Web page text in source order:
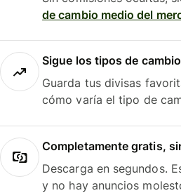
de cambio medio del
Sigue los tipos de
Guarda tus divisas
cómo varía el tipo de
Completamente gratis,
Descarga en segundos.
y no hay anuncios